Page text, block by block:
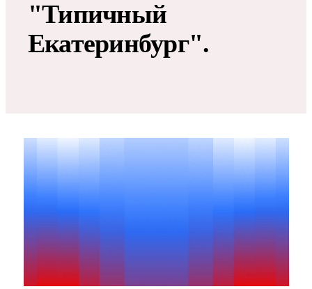
"Типичный
Екатеринбург".